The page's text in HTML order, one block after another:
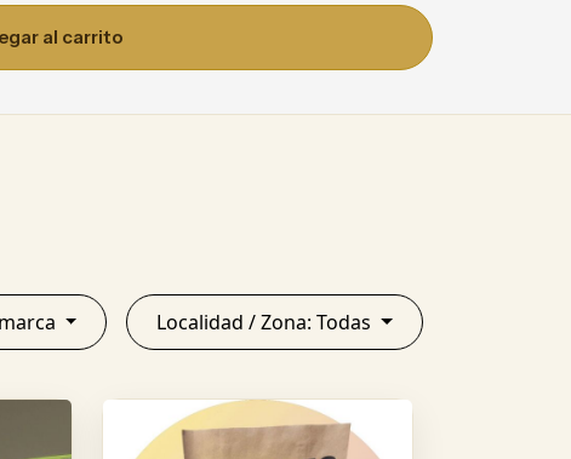
al carrito
Localidad / Zona: Todas